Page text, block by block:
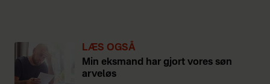
LÆS OGSÅ
Min eksmand har gjort vores søn
arveløs